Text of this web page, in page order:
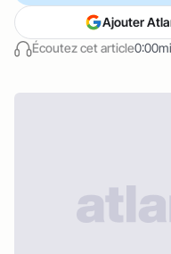
Écoutez cet article
Ajouter